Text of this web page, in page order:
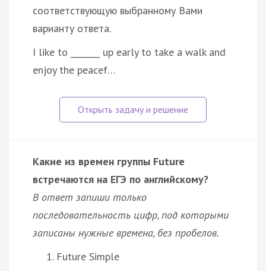
соответствующую выбранному Вами
варианту ответа.
I like to _______ up early to take a walk and
enjoy the peacef…
Какие из времен группы Future
встречаются на ЕГЭ по английскому?
В ответ запиши только
последовательность цифр, под которыми
записаны нужные времена, без пробелов.
Future Simple